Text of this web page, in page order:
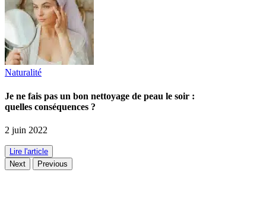
Naturalité
Je ne fais pas un bon nettoyage de peau le soir :
quelles conséquences ?
2 juin 2022
Lire l'article
Next
Previous